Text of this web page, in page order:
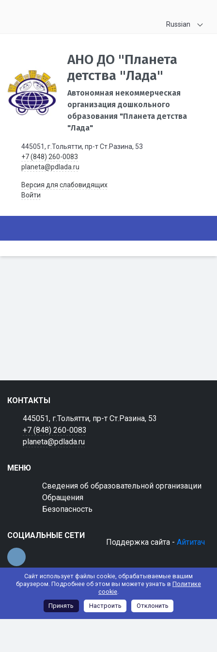
Сайт использует файлы cookie, обрабатываемые вашим
браузером. Подробнее об этом вы можете узнать в Политике
cookie.
Принять
Настроить Отклонить
Russian
АНО ДО "Планета
детства "Лада"
Автономная некоммерческая
организация дошкольного
образования "Планета детства
"Лада"
445051, г.Тольятти, пр-т Ст.Разина, 53
+7 (848) 260-0083
planeta@pdlada.ru
Версия для слабовидящих
Войти
КОНТАКТЫ
445051, г.Тольятти, пр-т Ст.Разина, 53
+7 (848) 260-0083
planeta@pdlada.ru
МЕНЮ
Сведения об образовательной организации
Обращения
Безопасность
СОЦИАЛЬНЫЕ СЕТИ
Поддержка сайта - Айтитач
© 2022 АНО ДО "Планета детства "Лада"